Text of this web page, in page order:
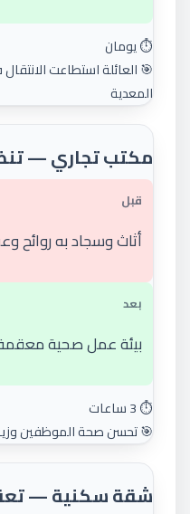
⏱️ يومان
🎯 العائلة استطاعت
المعدية
مكتب تجاري —
قبل
أثاث وسجاد به روائح
بعد
بيئة عمل صحية
⏱️ 3 ساعات
🎯 تحسن صحة الموظفين
شقة سكنية —